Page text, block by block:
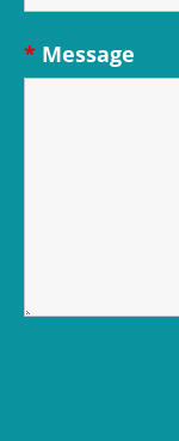
Message
*